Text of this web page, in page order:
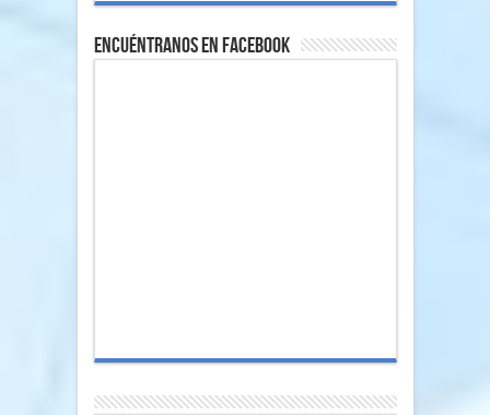
Encuéntranos en Facebook